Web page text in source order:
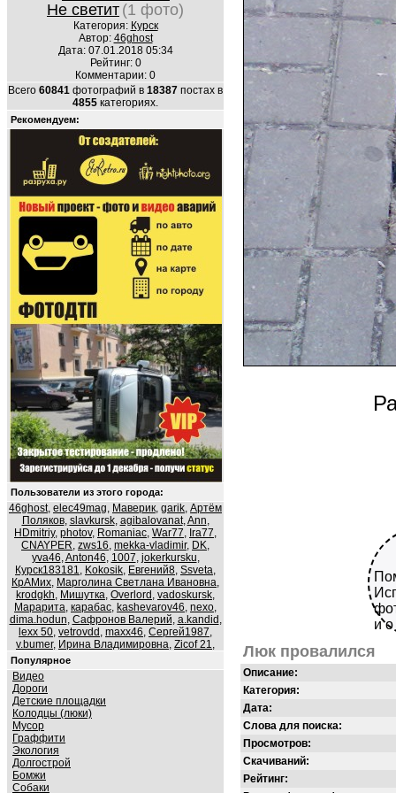
Не светит (1 фото)
Категория: Курск
Автор: 46ghost
Дата: 07.01.2018 05:34
Рейтинг: 0
Комментарии: 0
Всего 60841 фотографий в 18387 постах в
4855 категориях.
Рекомендуем:
Пользователи из этого города:
46ghost, elec49mag, Маверик, garik, Артём
Поляков, slavkursk, agibalovanat,Ann,
HDmitriy, photov, Romaniac, War77, Ira77,
CNAYPER, zws16, mekka-vladimir, DK,
yva46,Anton46, 1007, jokerkursku,
Курск183181, Kokosik, Евгений8, Ssveta,
КрАМих, Марголина Светлана Ивановна,
krodgkh, Мишутка, Overlord , vadoskursk,
Марарита, карабас, kashevarov46, nexo,
dima.hodun, Сафронов Валерий, a.kandid ,
lexx 50, vetrovdd , maxx46, Сергей1987,
v.bumer, Ирина Владимировна, Zicof 21,
Популярное
Видео
Дороги
Детские площадки
Колодцы (люки)
Мусор
Граффити
Экология
Долгострой
Бомжи
Собаки
и
Люк провалился
Описание:
Категория:
Дата:
Слова для поиска:
Просмотров:
Скачиваний:
Рейтинг: